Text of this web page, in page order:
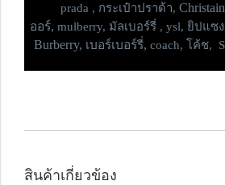
prada , กระเป๋าปราด้า,
ออร์, mulberry, มัลเบอร์รี่ , ysl, ยิปแซ
Burberry, เบอร์เบอร์รี่, coach, โค้ช,
สินค้าเกี่ยวข้อง